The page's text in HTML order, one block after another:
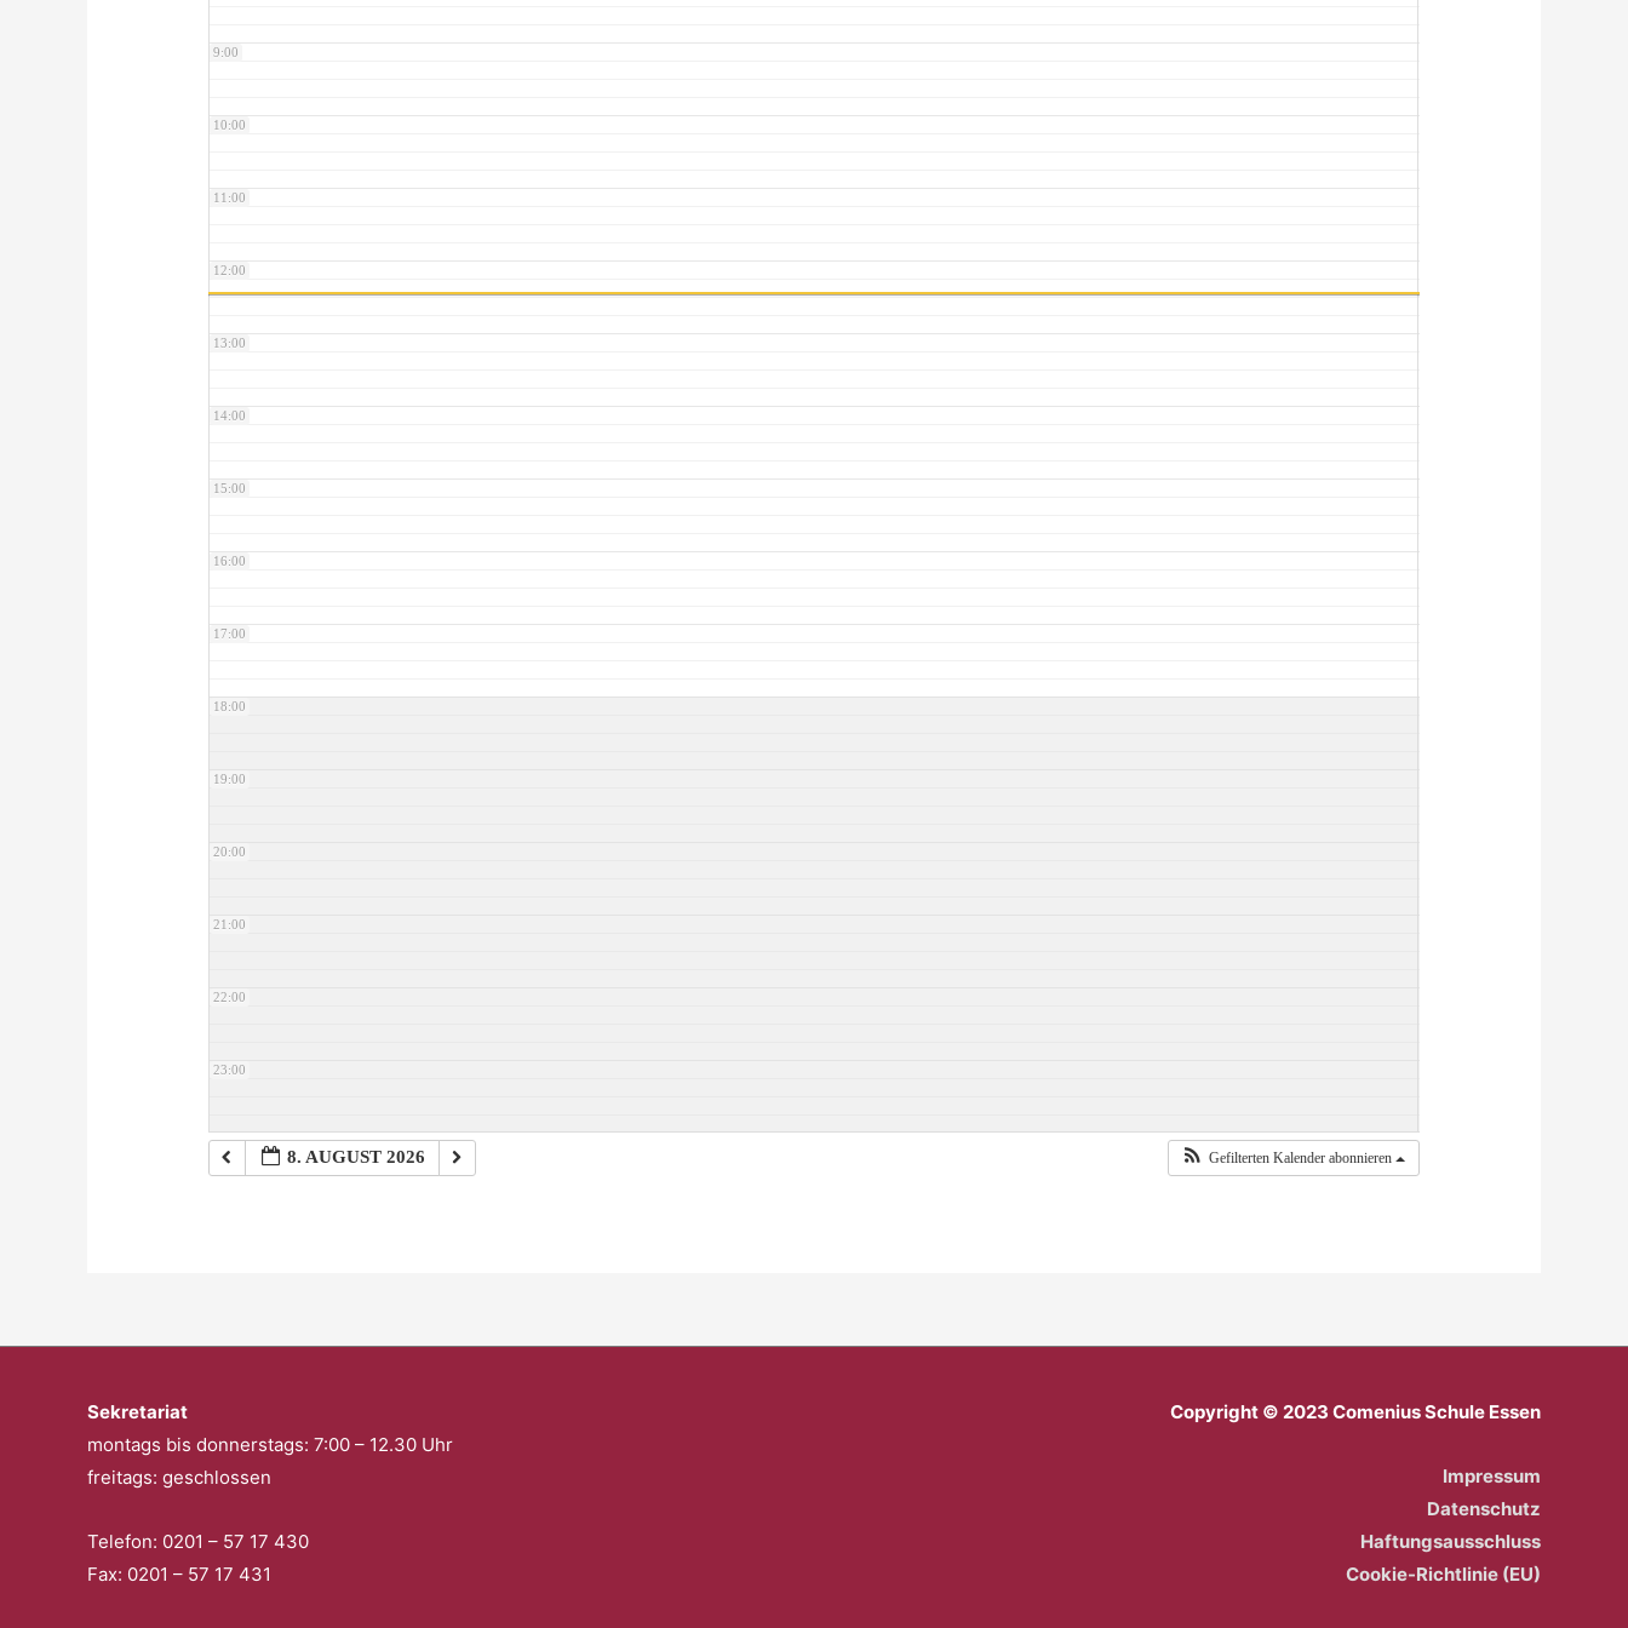
9:00
10:00
11:00
12:00
13:00
14:00
15:00
16:00
17:00
18:00
19:00
20:00
21:00
22:00
23:00
8. AUGUST 2026 Gefilterten Kalender abonnieren
Sekretariat
montags bis donnerstags: 7:00 – 12.30 Uhr
freitags: geschlossen
Telefon: 0201 – 57 17 430
Fax: 0201 – 57 17 431
Copyright © 2023 Comenius Schule Essen
Impressum
Datenschutz
Haftungsausschluss
Cookie-Richtlinie (EU)